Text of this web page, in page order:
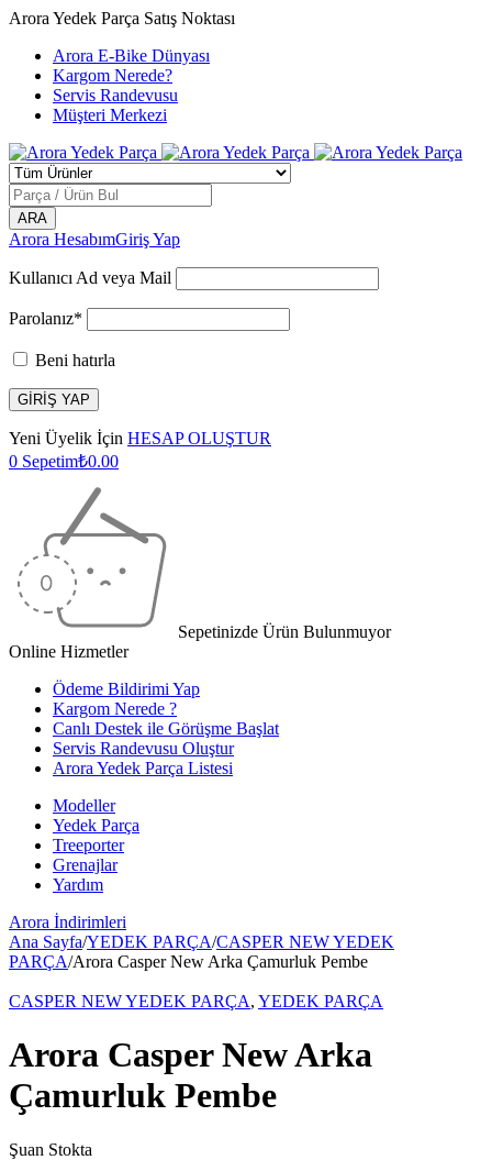
Arora Yedek Parça Satış Noktası
Arora E-Bike Dünyası
Kargom Nerede?
Servis Randevusu
Müşteri Merkezi
Arora HesabımGiriş Yap
Kullanıcı Ad veya Mail
Parolanız*
Beni hatırla
Yeni Üyelik İçin HESAP OLUŞTUR
0 Sepetim₺0.00
Sepetinizde Ürün Bulunmuyor
Online Hizmetler
Ödeme Bildirimi Yap
Kargom Nerede ?
Canlı Destek ile Görüşme Başlat
Servis Randevusu Oluştur
Arora Yedek Parça Listesi
Modeller
Yedek Parça
Treeporter
Grenajlar
Yardım
Arora İndirimleri
Ana Sayfa/YEDEK PARÇA/CASPER NEW YEDEK
PARÇA/Arora Casper New Arka Çamurluk Pembe
CASPER NEW YEDEK PARÇA, YEDEK PARÇA
Arora Casper New Arka
Çamurluk Pembe
Şuan Stokta